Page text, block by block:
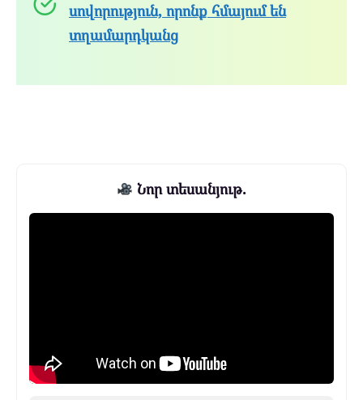
սովորություն, որոնք հմայում են
տղամարդկանց
Նոր տեսանյութ.